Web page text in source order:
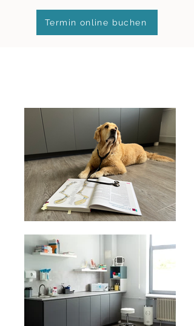
Termin online buchen